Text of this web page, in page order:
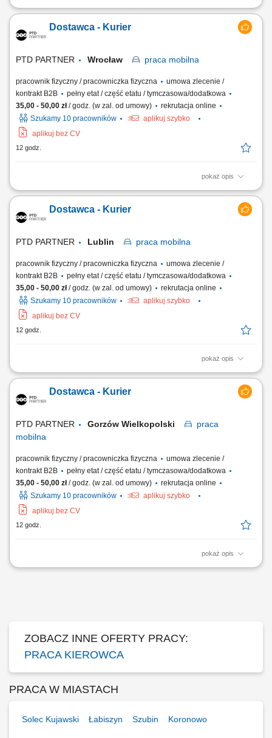
Prowadzenie betonomieszarki i realizacja transportu zgodnie z
klientów i na place budowy. Kontrola stanu technicznego pojazdu oraz
dbałość o jego sprawność i estetykę. Przestrzeganie przepisów ruchu
Dostawca - Kurier
PTD PARTNER Wrocław praca mobilna
pracownik fizyczny / pracowniczka fizyczna
umowa zlecenie /
kontrakt B2B
pełny etat / część etatu / tymczasowa/dodatkowa
35,00 - 50,00 zł/ godz. (w zal. od umowy)
rekrutacja online
Szukamy 10 pracowników
aplikuj szybko
aplikuj bez CV
12 godz.
pokaż opis
Zakres obowiązków Odbieranie i dostarczanie posiłków/zakupów;
Utrzymywanie dobrych relacji z klientami;
Dostawca - Kurier
PTD PARTNER Lublin praca mobilna
pracownik fizyczny / pracowniczka fizyczna
umowa zlecenie /
kontrakt B2B
pełny etat / część etatu / tymczasowa/dodatkowa
35,00 - 50,00 zł/ godz. (w zal. od umowy)
rekrutacja online
Szukamy 10 pracowników
aplikuj szybko
aplikuj bez CV
12 godz.
pokaż opis
Zakres obowiązków Odbieranie i dostarczanie posiłków/zakupów;
Utrzymywanie dobrych relacji z klientami;
Dostawca - Kurier
PTD PARTNER Gorzów Wielkopolski
praca
mobilna
pracownik fizyczny / pracowniczka fizyczna
umowa zlecenie /
kontrakt B2B
pełny etat / część etatu / tymczasowa/dodatkowa
35,00 - 50,00 zł/ godz. (w zal. od umowy)
rekrutacja online
Szukamy 10 pracowników
aplikuj szybko
aplikuj bez CV
12 godz.
pokaż opis
Zakres obowiązków Odbieranie i dostarczanie posiłków/zakupów;
ZOBACZ INNE OFERTY PRACY:
PRACA KIEROWCA
PRACA W MIASTACH
Solec Kujawski Łabiszyn Szubin Koronowo